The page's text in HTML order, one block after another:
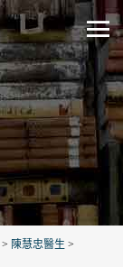
> 陳慧忠醫生 >